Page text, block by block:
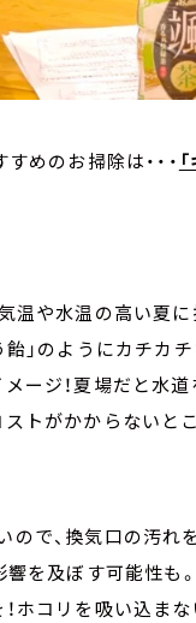
めのお掃除は・・・
温や水温の高い夏
飴」のようにカチカ
ージ！夏場だと水
トがかからないと
で、換気口の汚れ
響を及ぼす可能性
ホコリを吸い込ま